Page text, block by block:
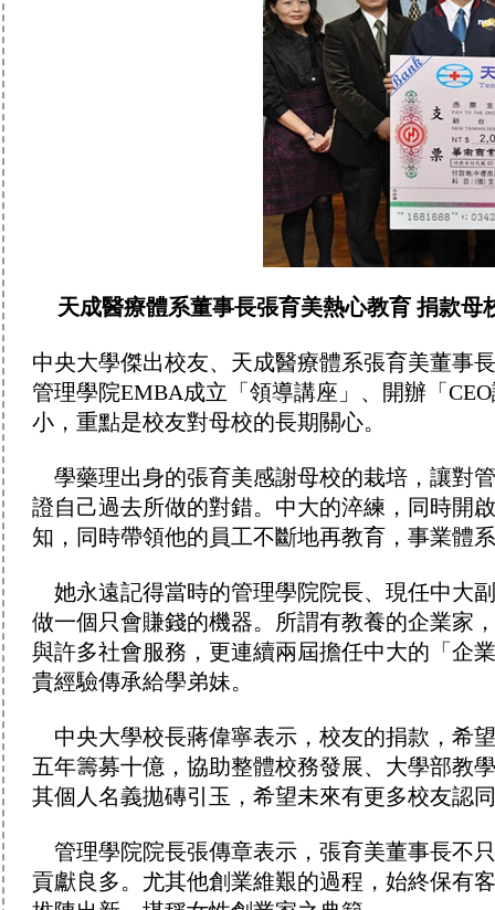
天成醫療體系董事長張育美熱心教育 捐款母
中央大學傑出校友、天成醫療體系張育美董事
管理學院EMBA成立「領導講座」、開辦「
小，重點是校友對母校的長期關心。
學藥理出身的張育美感謝母校的栽培，讓對
證自己過去所做的對錯。中大的淬練，同時開
知，同時帶領他的員工不斷地再教育，事業體
她永遠記得當時的管理學院院長、現任中大
做一個只會賺錢的機器。所謂有教養的企業家
與許多社會服務，更連續兩屆擔任中大的「企
貴經驗傳承給學弟妹。
中央大學校長蔣偉寧表示，校友的捐款，希
五年籌募十億，協助整體校務發展、大學部教
其個人名義拋磚引玉，希望未來有更多校友認
管理學院院長張傳章表示，張育美董事長不
貢獻良多。尤其他創業維艱的過程，始終保有